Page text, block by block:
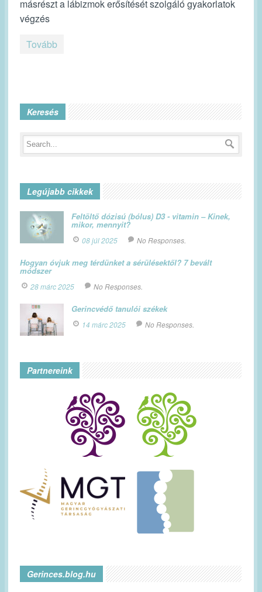
másrészt a lábizmok erősítését szolgáló gyakorlatok
végzés
Tovább
Keresés
Legújabb cikkek
Feltöltő dózisú (bólus) D3 - vitamin – Kinek,
mikor, mennyit?
08 júl 2025 No Responses.
Hogyan óvjuk meg térdünket a sérülésektől? 7 bevált
módszer
28 márc 2025 No Responses.
Gerincvédő tanulói székek
14 márc 2025 No Responses.
Partnereink
Gerinces.blog.hu